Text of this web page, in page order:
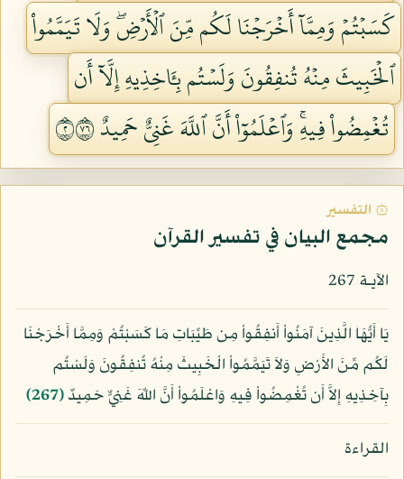
كَسَبۡتُمۡ وَمِمَّآ أَخۡرَجۡنَا لَكُم مِّنَ ٱلۡأَرۡضِۖ وَلَا تَيَمَّمُواْ
ٱلۡخَبِيثَ مِنۡهُ تُنفِقُونَ وَلَسۡتُم بِـَٔاخِذِيهِ إِلَّآ أَن
تُغۡمِضُواْ فِيهِۚ وَٱعۡلَمُوٓاْ أَنَّ ٱللَّهَ غَنِيٌّ حَمِيدٌ ٢٦٧
۞ التفسير
مجمع البيان في تفسير القرآن
الآيـة 267
يَا أَيُّهَا الَّذِينَ آمَنُواْ أَنفِقُواْ مِن طَيِّبَاتِ مَا كَسَبْتُمْ وَمِمَّا أَخْرَجْنَا
لَكُم مِّنَ الأَرْضِ وَلاَ تَيَمَّمُواْ الْخَبِيثَ مِنْهُ تُنفِقُونَ وَلَسْتُم
بِآخِذِيهِ إِلاَّ أَن تُغْمِضُواْ فِيهِ وَاعْلَمُواْ أَنَّ اللّهَ غَنِيٌّ حَمِيدٌ﴿267﴾
القراءة